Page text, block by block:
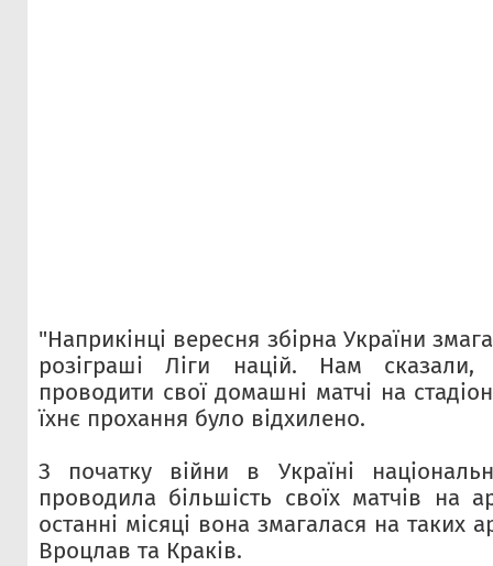
"Наприкінці вересня збірна України
розіграші Ліги націй. Нам
проводити свої домашні матчі на
їхнє прохання було відхилено.
З початку війни в Україні
проводила більшість своїх матчів на
останні місяці вона змагалася на таких
Вроцлав та Краків.